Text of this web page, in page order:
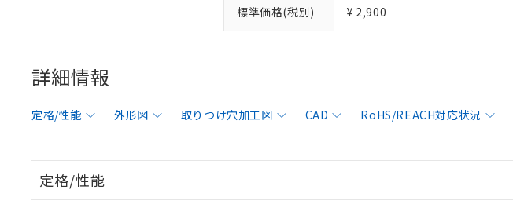
標準価格(税別) ¥ 2,900
詳細情報
定格/性能 外形図 取りつけ穴加工図 CAD RoHS/REACH対応状況
定格/性能